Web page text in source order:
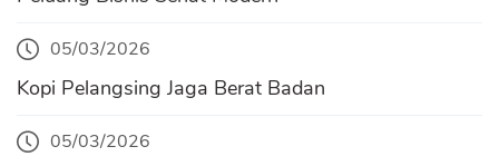
05/03/2026
Kopi Pelangsing Jaga Berat Badan
05/03/2026